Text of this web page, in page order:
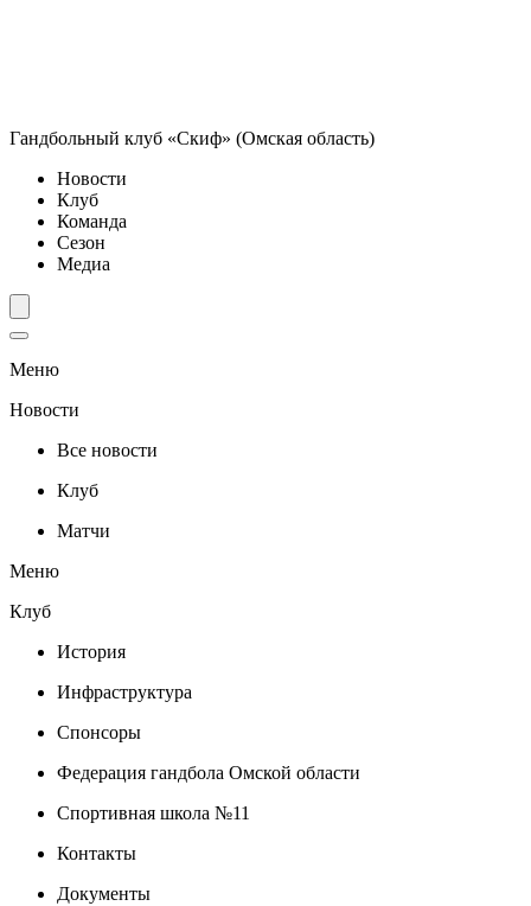
Гандбольный клуб «Скиф» (Омская область)
Новости
Клуб
Команда
Сезон
Медиа
Меню
Новости
Все новости
Клуб
Матчи
Меню
Клуб
История
Инфраструктура
Спонсоры
Федерация гандбола Омской области
Спортивная школа №11
Контакты
Документы